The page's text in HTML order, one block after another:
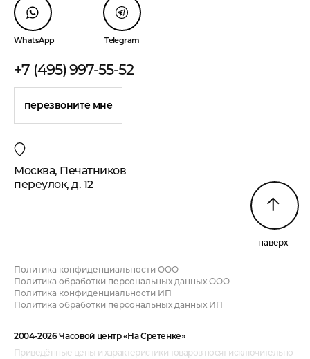
WhatsApp Telegram
+7 (495) 997-55-52
перезвоните мне
Москва, Печатников
переулок, д. 12
наверх
Политика конфиденциальности ООО
Политика обработки персональных данных ООО
Политика конфиденциальности ИП
Политика обработки персональных данных ИП
2004-2026 Часовой центр «На Сретенке»
Приведённые цены и характеристики товаров носят исключительно